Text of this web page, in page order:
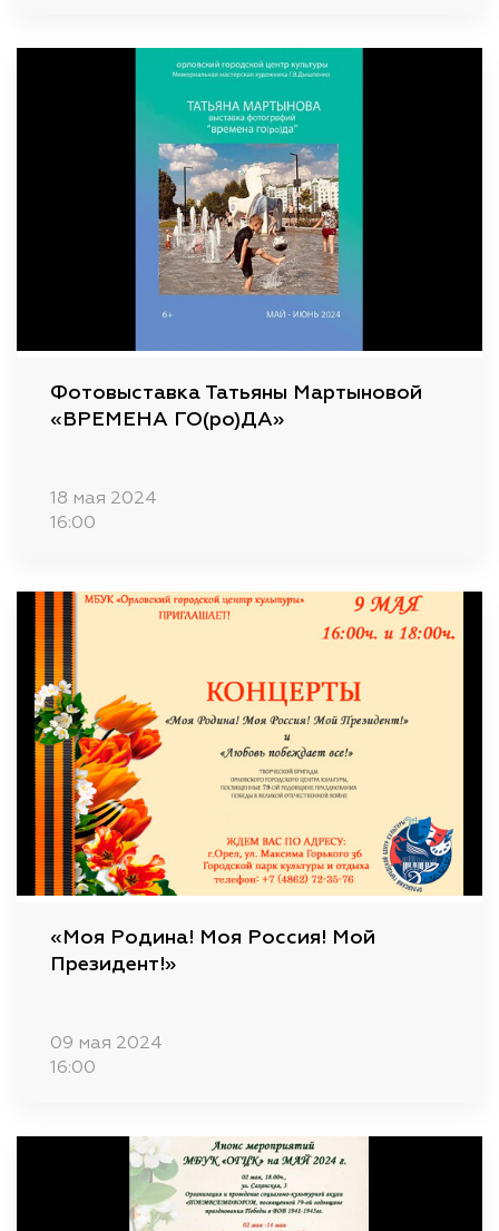
Фотовыставка Татьяны Мартыновой
«ВРЕМЕНА ГО(ро)ДА»
18 мая 2024
16:00
«Моя Родина! Моя Россия! Мой
Президент!»
09 мая 2024
16:00